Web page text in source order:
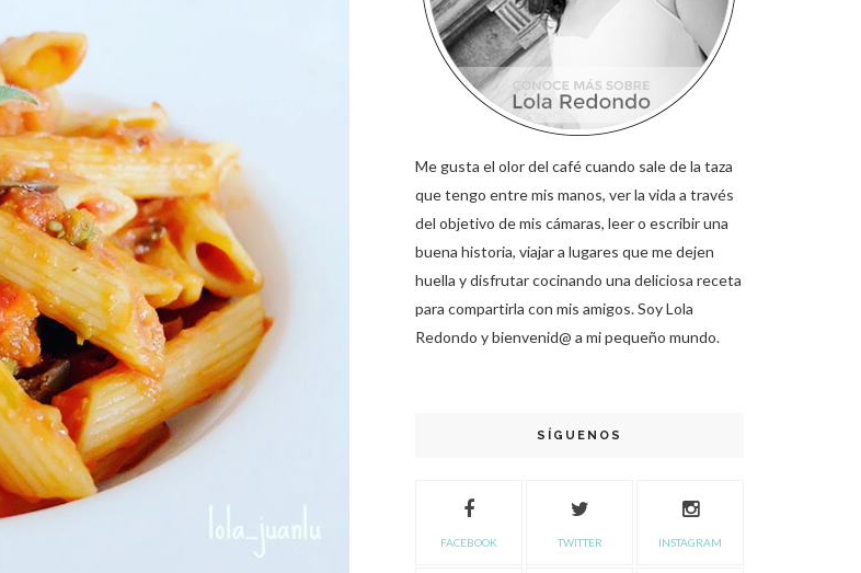
Me gusta el olor del café cuando sale de la taza
que tengo entre mis manos, ver la vida a través
del objetivo de mis cámaras, leer o escribir una
buena historia, viajar a lugares que me dejen
huella y disfrutar cocinando una deliciosa receta
para compartirla con mis amigos. Soy Lola
Redondo y bienvenid@ a mi pequeño mundo.
SÍGUENOS
FACEBOOK TWITTER INSTAGRAM